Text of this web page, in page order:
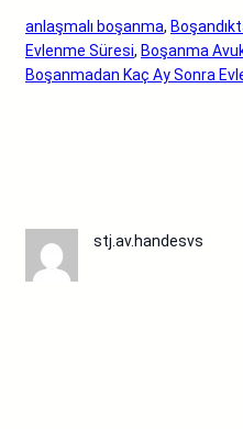
anlaşmalı boşanma,
Evlenme Süresi, Boşanma
Boşanmadan Kaç Ay Sonra
stj.av.handesvs